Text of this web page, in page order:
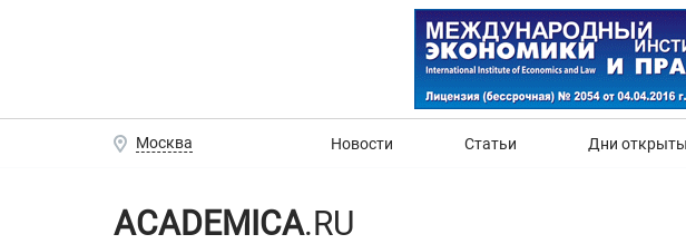
Москва Новости Статьи Дни
ACADEMICA.RU
Нет